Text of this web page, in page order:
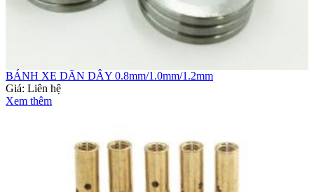
BÁNH XE DÃN DÂY 0.8mm/1.0mm/1.2mm
Giá: Liên hệ
Xem thêm